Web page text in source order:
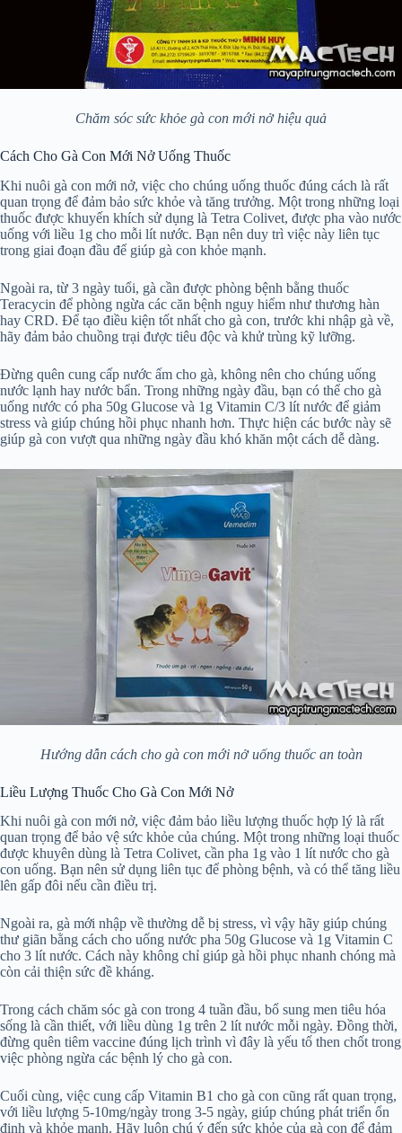
Chăm sóc sức khỏe gà con mới nở hiệu quả
Cách Cho Gà Con Mới Nở Uống Thuốc
Khi nuôi gà con mới nở, việc cho chúng uống thuốc đúng cách là rất
quan trọng để đảm bảo sức khỏe và tăng trưởng. Một trong những loại
thuốc được khuyến khích sử dụng là Tetra Colivet, được pha vào nước
uống với liều 1g cho mỗi lít nước. Bạn nên duy trì việc này liên tục
trong giai đoạn đầu để giúp gà con khỏe mạnh.
Ngoài ra, từ 3 ngày tuổi, gà cần được phòng bệnh bằng thuốc
Teracycin để phòng ngừa các căn bệnh nguy hiểm như thương hàn
hay CRD. Để tạo điều kiện tốt nhất cho gà con, trước khi nhập gà về,
hãy đảm bảo chuồng trại được tiêu độc và khử trùng kỹ lưỡng.
Đừng quên cung cấp nước ấm cho gà, không nên cho chúng uống
nước lạnh hay nước bẩn. Trong những ngày đầu, bạn có thể cho gà
uống nước có pha 50g Glucose và 1g Vitamin C/3 lít nước để giảm
stress và giúp chúng hồi phục nhanh hơn. Thực hiện các bước này sẽ
giúp gà con vượt qua những ngày đầu khó khăn một cách dễ dàng.
Hướng dẫn cách cho gà con mới nở uống thuốc an toàn
Liều Lượng Thuốc Cho Gà Con Mới Nở
Khi nuôi gà con mới nở, việc đảm bảo liều lượng thuốc hợp lý là rất
quan trọng để bảo vệ sức khỏe của chúng. Một trong những loại thuốc
được khuyên dùng là Tetra Colivet, cần pha 1g vào 1 lít nước cho gà
con uống. Bạn nên sử dụng liên tục để phòng bệnh, và có thể tăng liều
lên gấp đôi nếu cần điều trị.
Ngoài ra, gà mới nhập về thường dễ bị stress, vì vậy hãy giúp chúng
thư giãn bằng cách cho uống nước pha 50g Glucose và 1g Vitamin C
cho 3 lít nước. Cách này không chỉ giúp gà hồi phục nhanh chóng mà
còn cải thiện sức đề kháng.
Trong cách chăm sóc gà con trong 4 tuần đầu, bổ sung men tiêu hóa
sống là cần thiết, với liều dùng 1g trên 2 lít nước mỗi ngày. Đồng thời,
đừng quên tiêm vaccine đúng lịch trình vì đây là yếu tố then chốt trong
việc phòng ngừa các bệnh lý cho gà con.
Cuối cùng, việc cung cấp Vitamin B1 cho gà con cũng rất quan trọng,
với liều lượng 5-10mg/ngày trong 3-5 ngày, giúp chúng phát triển ổn
định và khỏe mạnh. Hãy luôn chú ý đến sức khỏe của gà con để đảm